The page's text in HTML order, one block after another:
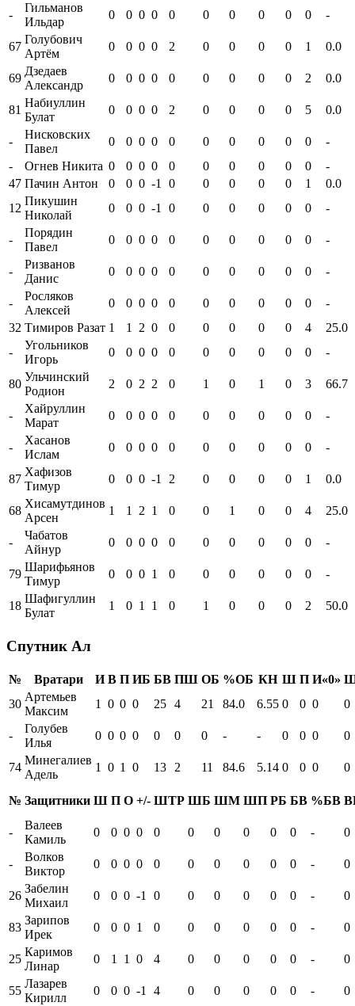
-
Гильманов
Ильдар
0 0 0 0 0 0 0 0 0 0 -
67
Голубович
Артём
0 0 0 0 2 0 0 0 0 1 0.0
69
Дзедаев
Александр
0 0 0 0 0 0 0 0 0 2 0.0
81
Набиуллин
Булат
0 0 0 0 2 0 0 0 0 5 0.0
-
Нисковских
Павел
0 0 0 0 0 0 0 0 0 0
-
-
Огнев Никита 0 0 0 0 0 0 0 0 0 0
-
47 Пачин Антон 0 0 0 -1 0 0 0 0 0 1
0.0
12
Пикушин
Николай
0 0 0 -1 0 0 0 0 0 0 -
-
Порядин
Павел
0 0 0 0 0 0 0 0 0 0 -
-
Ризванов
Данис
0 0 0 0 0 0 0 0 0 0 -
-
Росляков
Алексей
0 0 0 0 0 0 0 0 0 0
-
32 Тимиров Разат 1 1 2 0 0 0 0 0 0 4
25.0
-
Угольников
Игорь
0 0 0 0 0 0 0 0 0 0 -
80
Ульчинский
Родион
2 0 2 2 0 1 0 1 0 3 66.7
-
Хайруллин
Марат
0 0 0 0 0 0 0 0 0 0 -
-
Хасанов
Ислам
0 0 0 0 0 0 0 0 0 0 -
87
Хафизов
Тимур
0 0 0 -1 2 0 0 0 0 1 0.0
68
Хисамутдинов
Арсен
1 1 2 1 0 0 1 0 0 4 25.0
-
Чабатов
Айнур
0 0 0 0 0 0 0 0 0 0 -
79
Шарифьянов
Тимур
0 0 0 1 0 0 0 0 0 0 -
18
Шафигуллин
Булат
1 0 1 1 0 1 0 0 0 2 50.0
Спутник Ал
№ Вратари И В П ИБ БВ ПШ ОБ %ОБ КН Ш П И«0»
30
Артемьев
Максим
1 0 0 0 25 4 21 84.0 6.55 0 0 0 0
-
Голубев
Илья
0 0 0 0 0 0 0 - - 0 0 0 0
74
Минегалиев
Адель
1 0 1 0 13 2 11 84.6 5.14 0 0 0 0
№ Защитники Ш П О +/- ШТР ШБ ШМ ШП РБ БВ %БВ
-
Валеев
Камиль
0 0 0 0 0 0 0 0 0 0 - 0
-
Волков
Виктор
0 0 0 0 0 0 0 0 0 0 - 0
26
Забелин
Михаил
0 0 0 -1 0 0 0 0 0 0 - 0
83
Зарипов
Ирек
0 0 0 1 0 0 0 0 0 0 - 0
25
Каримов
Линар
0 1 1 0 4 0 0 0 0 0 - 0
55
Лазарев
Кирилл
0 0 0 -1 4 0 0 0 0 0 - 0